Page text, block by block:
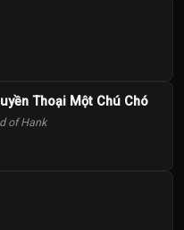
Thoại Một Chú Chó
of Hank